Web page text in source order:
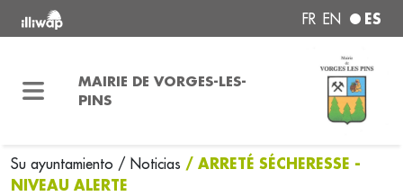
FR EN ES
MAIRIE DE VORGES-LES-
PINS
Su ayuntamiento / Noticias / ARRETÉ SÉCHERESSE -
NIVEAU ALERTE